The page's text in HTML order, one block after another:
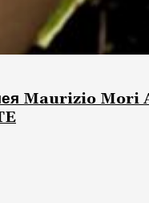
Maurizio Mori